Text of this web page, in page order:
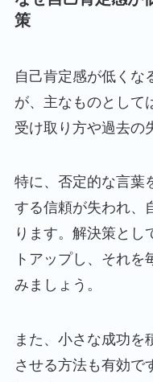
策
自己肯定感が低くな
が、主なものとして
受け取り方や過去の
特に、否定的な言葉
する信頼が失われ、
ります。解決策とし
トアップし、それ
みましょう。
また、小さな成功を
させる方法も有効で